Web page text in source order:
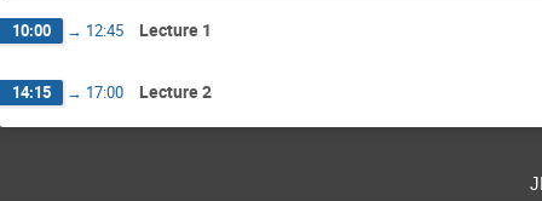
10:00 → 12:45 Lecture 1
14:15 → 17:00 Lecture 2